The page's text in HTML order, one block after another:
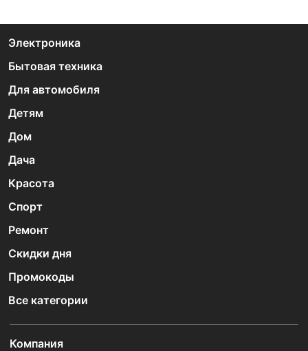
Электроника
Бытовая техника
Для автомобиля
Детям
Дом
Дача
Красота
Спорт
Ремонт
Скидки дня
Промокоды
Все категории
Компания